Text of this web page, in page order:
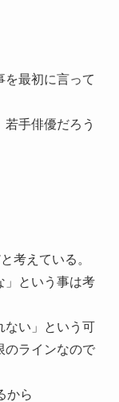
を最初に言って
手俳優だろう
考えている。
」という事は考
ない」という可
のラインなので
から